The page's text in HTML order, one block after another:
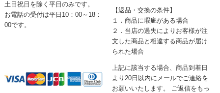
土日祝日を除く平日のみです。
お電話の受付は平日10：00～18：
00です。
【返品・交換の条件】
１．商品に瑕疵がある場合
２．当店の過失によりお客様が注
文した商品と相違する商品が届け
られた場合
上記に該当する場合、商品到着日
より20日以内にメールでご連絡を
お願いいたします。 ご返信をもっ